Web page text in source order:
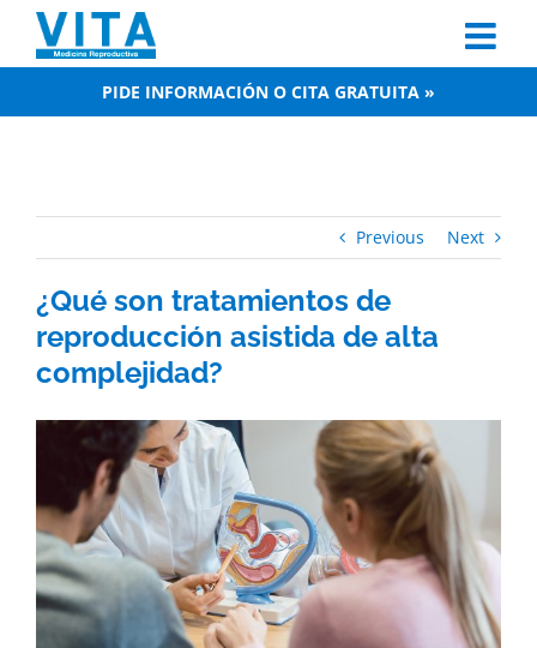
content
PIDE INFORMACIÓN O CITA GRATUITA »
Previous Next
¿Qué son tratamientos de
reproducción asistida de alta
complejidad?
View